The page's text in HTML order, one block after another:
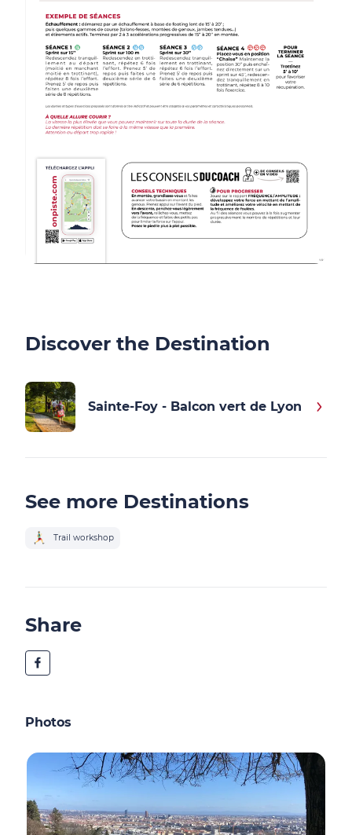
Discover the Destination
Sainte-Foy - Balcon vert de Lyon
See more Destinations
Trail workshop
Share
Photos